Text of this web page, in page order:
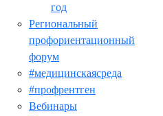
год
Региональный
профориентационный
форум
#медицинскаясреда
#профрентген
Вебинары